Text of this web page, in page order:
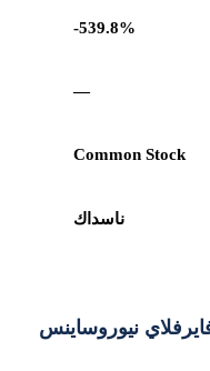
-539.8%
—
Common Stock
ناسداك
نيوروساينس